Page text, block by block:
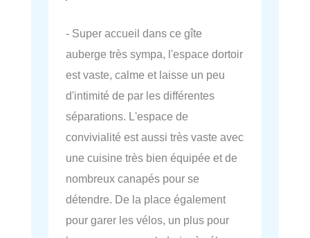
- Super accueil dans ce gîte
auberge très sympa, l'espace dortoir
est vaste, calme et laisse un peu
d'intimité de par les différentes
séparations. L'espace de
convivialité est aussi très vaste avec
une cuisine très bien équipée et de
nombreux canapés pour se
détendre. De la place également
pour garer les vélos, un plus pour